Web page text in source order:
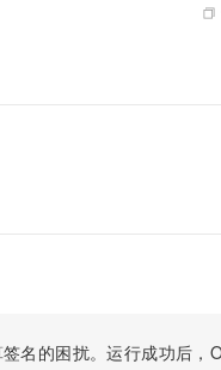
名的困扰。运行成功后，